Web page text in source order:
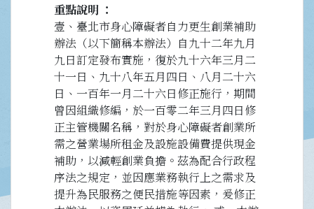
重點說明
壹、臺北市身心障礙者自力更生創業補助
辦法（以下簡稱本辦法）自九十二年九月
九日訂定發布實施，復於九十六年三月二
十一日、九十八年五月四日、八月二十六
日、一百年一月二十六日修正施行，期間
曾因組織修編，於一百零二年三月四日修
正主管機關名稱，對於身心障礙者創業所
需之營業場所租金及設施設備費提供現金
補助，以減輕創業負擔。茲為配合行政程
序法之規定，並因應業務執行上之需求及
提升為民服務之便民措施等因素，爰修正